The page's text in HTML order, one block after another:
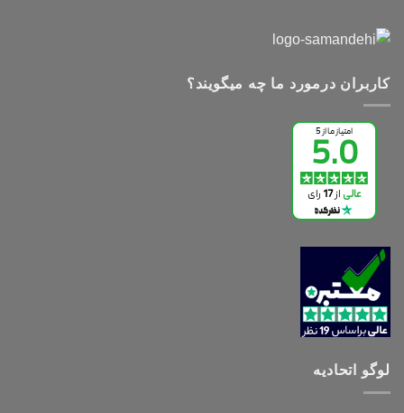
کاربران درمورد ما چه میگویند؟
لوگو اتحادیه